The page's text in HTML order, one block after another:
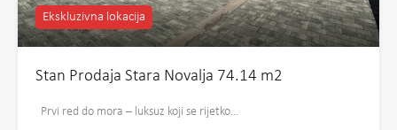
Ekskluzivna lokacija
Stan Prodaja Stara Novalja 74.14 m2
Prvi red do mora – luksuz koji se rijetko…